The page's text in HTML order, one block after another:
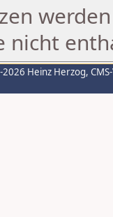
nicht
Heinz Herzog,